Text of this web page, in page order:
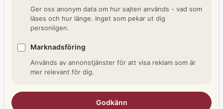
Snabbfakta om …Läs vidare →
Etiketter
Arkiv i skolan,Gy25
Källkritik,Kvinnlig rösträtt,Lektionsmaterial,
Lämna en kommentar
Ger oss anonym data om hur sajten används - vad som
läses och hur länge. Inget som pekar ut dig
personligen.
Marknadsföring
Används av annonstjänster för att visa reklam som är
mer relevant för dig.
Godkänn